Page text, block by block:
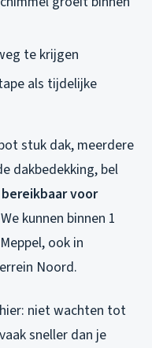
te krijgen
als tijdelijke
stuk dak, meerdere
dakbedekking, bel
voor
kunnen binnen 1
ook in
Noord.
niet wachten tot
sneller dan je